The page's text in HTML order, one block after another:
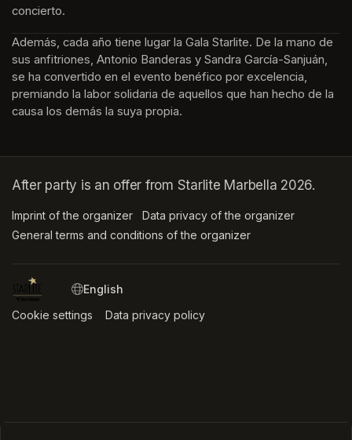
concierto.
Además, cada año tiene lugar la Gala Starlite. De la mano de
sus anfitriones, Antonio Banderas y Sandra García-Sanjuán,
se ha convertido en el evento benéfico por excelencia,
premiando la labor solidaria de aquellos que han hecho de la
causa los demás la suya propia.
After party is an offer from Starlite Marbella 2026.
Imprint of the organizer (opens in a new tab)
Data privacy of the organizer
General terms and conditions of the organizer
SWITCH LANGUAGE
Cookie settings (opens in a new tab)
Data privacy policy